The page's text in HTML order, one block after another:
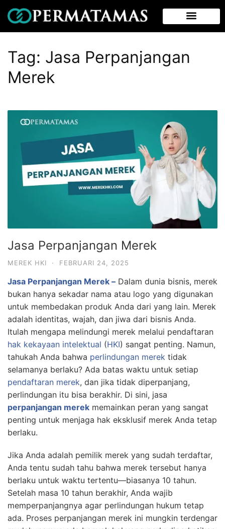
Tag: Jasa Perpanjangan
Merek
Jasa Perpanjangan Merek
MEREK HKI · FEBRUARI 24, 2025
Jasa Perpanjangan Merek – Dalam dunia bisnis, merek
bukan hanya sekadar nama atau logo yang digunakan
untuk membedakan produk Anda dari yang lain. Merek
adalah identitas, wajah, dan jiwa dari bisnis Anda.
Itulah mengapa melindungi merek melalui pendaftaran
hak kekayaan intelektual (HKI) sangat penting. Namun,
tahukah Anda bahwa perlindungan merek tidak
selamanya berlaku? Ada batas waktu untuk setiap
pendaftaran merek, dan jika tidak diperpanjang,
perlindungan itu bisa berakhir. Di sini, jasa
perpanjangan merek memainkan peran yang sangat
penting untuk menjaga hak eksklusif merek Anda tetap
berlaku.
Jika Anda adalah pemilik merek yang sudah terdaftar,
Anda tentu sudah tahu bahwa merek tersebut hanya
berlaku untuk waktu tertentu—biasanya 10 tahun.
Setelah masa 10 tahun berakhir, Anda wajib
memperpanjangnya agar perlindungan hukum tetap
ada. Proses perpanjangan merek ini mungkin terdengar